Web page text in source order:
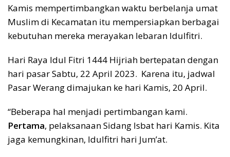
Kamis mempertimbangkan waktu berbelanja umat
Muslim di Kecamatan itu mempersiapkan berbagai
kebutuhan mereka merayakan lebaran Idulfitri.
Hari Raya Idul Fitri 1444 Hijriah bertepatan dengan
hari pasar Sabtu, 22 April 2023. Karena itu, jadwal
Pasar Werang dimajukan ke hari Kamis, 20 April.
“Beberapa hal menjadi pertimbangan kami.
Pertama, pelaksanaan Sidang Isbat hari Kamis. Kita
jaga kemungkinan, Idulfitri hari Jum’at.